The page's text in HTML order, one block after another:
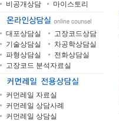
비공개상담
마이스토리
대포상담실
고장코드상담
기술상담실
차공학상담실
파형상담실
전화상담실
고장코드 분석자료실
커먼레일 자료실
커먼레일 상담사례
커먼레일 상담실